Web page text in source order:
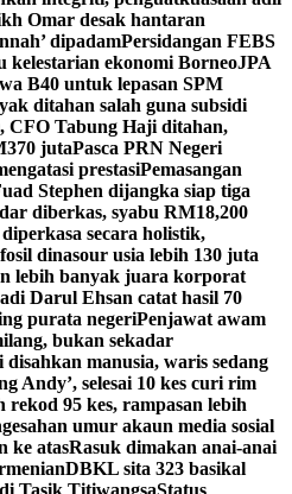
Omar desak hantaran
dipadamPersidangan FEBS
kelestarian ekonomi BorneoJPA
B40 untuk lepasan SPM
ditahan salah guna subsidi
CFO Tabung Haji ditahan,
jutaPasca PRN Negeri
prestasiPemasangan
Stephen dijangka siap tiga
diberkas, syabu RM18,200
secara holistik,
dinasour usia lebih 130 juta
lebih banyak juara korporat
Darul Ehsan catat hasil 70
purata negeriPenjawat awam
bukan sekadar
manusia, waris sedang
Andy’, selesai 10 kes curi rim
rekod 95 kes, rampasan lebih
umur akaun media sosial
ke atasRasuk dimakan anai-anai
DBKL sita 323 basikal